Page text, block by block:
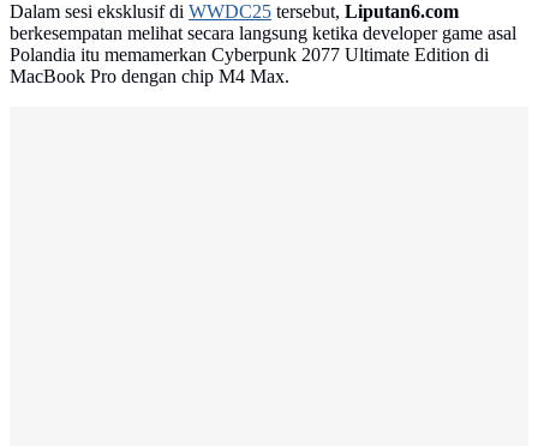
Dalam sesi eksklusif di WWDC25 tersebut, Liputan6.com
berkesempatan melihat secara langsung ketika developer game asal
Polandia itu memamerkan Cyberpunk 2077 Ultimate Edition di
MacBook Pro dengan chip M4 Max.